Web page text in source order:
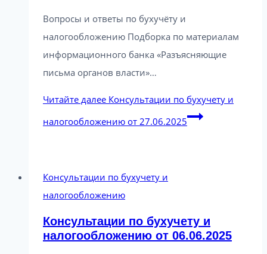
Вопросы и ответы по бухучёту и
налогообложению Подборка по материалам
информационного банка «Разъясняющие
письма органов власти»…
Читайте далее Консультации по бухучету и
налогообложению от 27.06.2025
Консультации по бухучету и
налогообложению
Консультации по бухучету и
налогообложению от 06.06.2025